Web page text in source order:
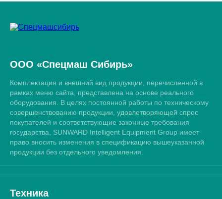
ООО «Спецмаш Сибирь»
Комплектация и внешний вид продукции, перечисленной в
рамках меню сайта, представлена на основе реального
оборудования. В целях постоянной работы по техническому
совершенствованию продукции, удовлетворяющей спрос
покупателей и соответствующие законные требования
государства, SUNWARD Intelligent Equipment Group имеет
право вносить изменения в спецификацию вышеуказанной
продукции без отдельного уведомления.
Техника